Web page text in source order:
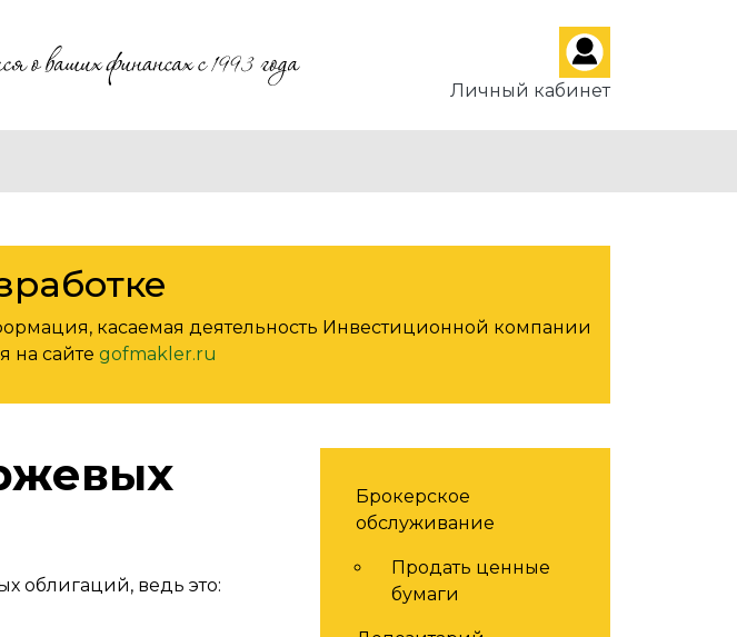
Личный кабинет
касаемая деятельность Инвестиционной компании
на сайте gofmakler.ru
облигаций, ведь это:
Услуги
Брокерское
обслуживание
Продать ценные
бумаги